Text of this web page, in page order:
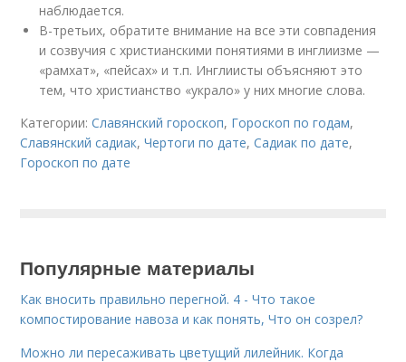
наблюдается.
В-третьих, обратите внимание на все эти совпадения
и созвучия с христианскими понятиями в инглиизме —
«рамхат», «пейсах» и т.п. Инглиисты объясняют это
тем, что христианство «украло» у них многие слова.
Категории:Славянский гороскоп, Гороскоп по годам,
Славянский садиак,Чертоги по дате,Садиак по дате,
Гороскоп по дате
Популярные материалы
Как вносить правильно перегной. 4 - Что такое
компостирование навоза и как понять, Что он созрел?
Можно ли пересаживать цветущий лилейник. Когда